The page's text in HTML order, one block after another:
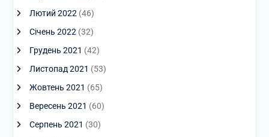
Лютий 2022 (46)
Січень 2022 (32)
Грудень 2021 (42)
Листопад 2021 (53)
Жовтень 2021 (65)
Вересень 2021 (60)
Серпень 2021 (30)